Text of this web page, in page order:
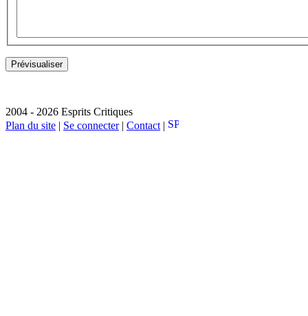
2004 - 2026 Esprits Critiques
Plan du site | Se connecter| Contact |